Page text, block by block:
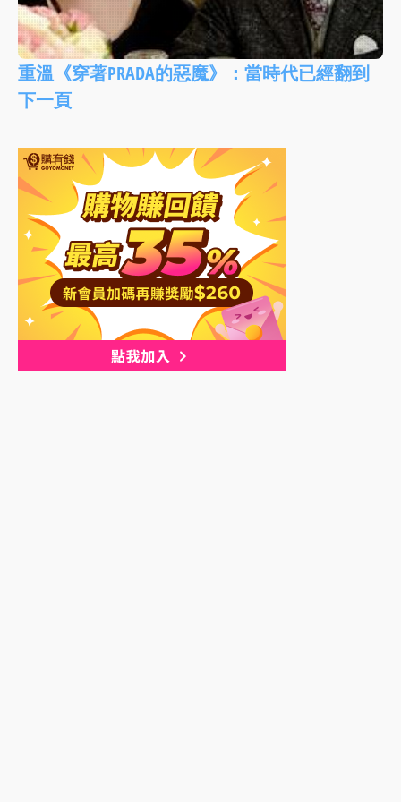
重溫《穿著PRADA的惡魔》：當時代已經翻到
下一頁